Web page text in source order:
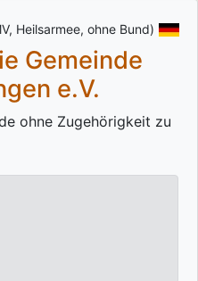
Heilsarmee, ohne Bund)
Gemeinde
e.V.
ohne Zugehörigkeit zu